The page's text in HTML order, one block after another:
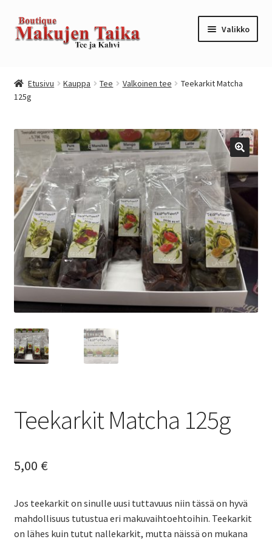
Siirry
navigointiin
Siirry
sisältöön
Valikko
Kanta-asiakkuusohjelma / loyalty program
Kassa
Oma tili
Ostoskori
Tilaus- ja sopimusehdot
Yrityksille
Etusivu Kauppa Tee Valkoinen tee
Teekarkit Matcha
125g
Teekarkit Matcha 125g
5,00 €
Jos teekarkit on sinulle uusi tuttavuus niin tässä on hyvä
mahdollisuus tutustua eri makuvaihtoehtoihin. Teekarkit
on lähes kuin tutut nallekarkit, mutta näissä on mukana